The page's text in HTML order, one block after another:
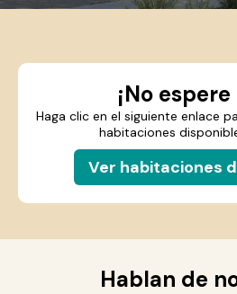
¡No
Haga clic en el siguiente enlace
habitaciones
Ver habitaciones
Hablan de